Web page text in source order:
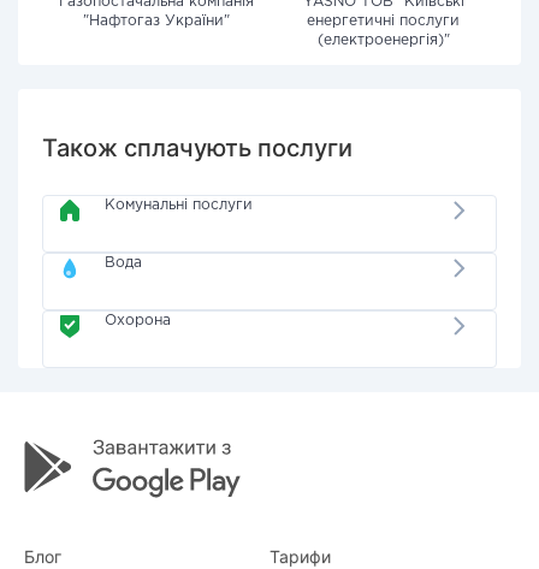
"Нафтогаз України"
енергетичні послуги
(електроенергія)"
Також сплачують послуги
Комунальні послуги
Вода
Охорона
Блог Тарифи